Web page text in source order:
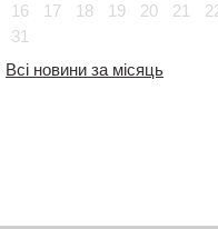
16
17 18 19 20 21
31
Всі новини за місяць